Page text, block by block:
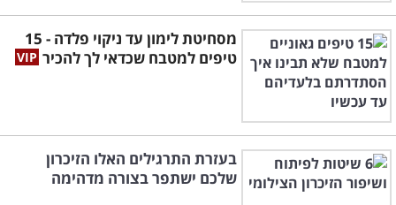
מסחיטת לימון עד ניקוי פלדה - 15
טיפים למטבח שכדאי לך להכיר
בעזרת התרגילים האלו הזיכרון
שלכם ישתפר בצורה מדהימה